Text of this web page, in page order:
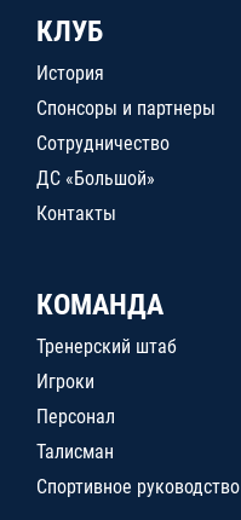
КЛУБ
История
Спонсоры и партнеры
Сотрудничество
ДС «Большой»
Контакты
КОМАНДА
Тренерский штаб
Игроки
Персонал
Талисман
Спортивное руководство